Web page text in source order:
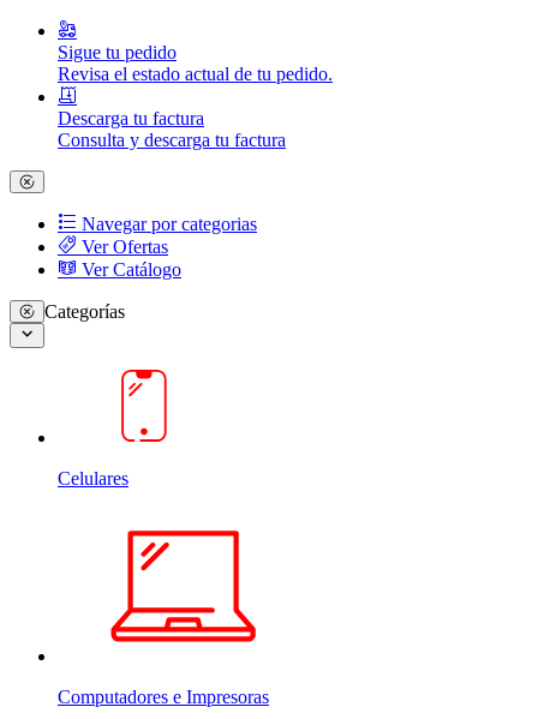
Sigue tu pedido
Revisa el estado actual de tu pedido.
Descarga tu factura
Consulta y descarga tu factura
Navegar por categorias
Ver Ofertas
Ver Catálogo
Categorías
Celulares
Computadores e Impresoras